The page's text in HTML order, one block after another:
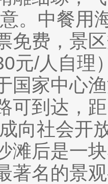
。中餐用
免费，景
元/人自理
国家中心
可到达，
向社会开
滩后是一
著名的景